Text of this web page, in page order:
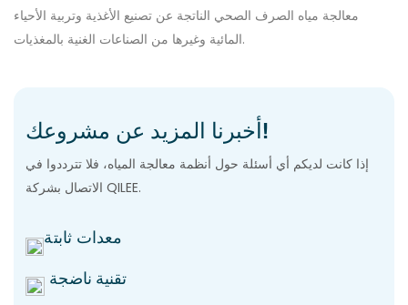
معالجة مياه الصرف الصحي الناتجة عن تصنيع الأغذية وتربية الأحياء
المائية وغيرها من الصناعات الغنية بالمغذيات.
أخبرنا المزيد عن مشروعك!
إذا كانت لديكم أي أسئلة حول أنظمة معالجة المياه، فلا تترددوا في
الاتصال بشركة QILEE.
معدات ثابتة
تقنية ناضجة